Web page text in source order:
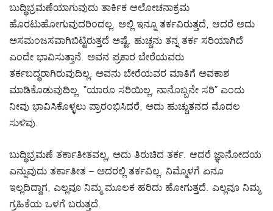
ಬುದ್ಧಿಭ್ರಮಣೆಯಾಗುವುದು ತಾರ್ಕಿಕ ಆಲೋಚನಾಕ್ರಮ
ಹೊರಟುಹೋಗುವುದರಿಂದಲ್ಲ. ಅಲ್ಲಿ ಇನ್ನೂ ತರ್ಕವಿರುತ್ತದೆ, ಆದರೆ ಅದು
ಅಸಮಂಜಸವಾಗಿಬಿಟ್ಟಿರುತ್ತದೆ ಅಷ್ಟೆ. ಹುಚ್ಚನು ತನ್ನ ತರ್ಕ ಸರಿಯಾಗಿದೆ
ಎಂದೇ ಭಾವಿಸುತ್ತಾನೆ. ಅವನ ಪ್ರಕಾರ ಬೇರೆಯವರು
ತರ್ಕಬದ್ಧರಾಗಿರುವುದಿಲ್ಲ. ಅವನು ಬೇರೆಯವರ ಮಾತಿಗೆ ಅವಕಾಶ
ಮಾಡಿಕೊಡುವುದಿಲ್ಲ. “ಯಾರೂ ಸರಿಯಿಲ್ಲ, ನಾನೊಬ್ಬನೇ ಸರಿ” ಎಂದು
ನೀವು ಭಾವಿಸಿಕೊಳ್ಳಲು ಪ್ರಾರಂಭಿಸಿದರೆ, ಅದು ಹುಚ್ಚುತನದ ಮೊದಲ
ಸುಳಿವು.
ಬುದ್ಧಿಭ್ರಮಣೆ ತರ್ಕಾತೀತವಲ್ಲ, ಅದು ತಿರುಚಿದ ತರ್ಕ. ಆದರೆ ಜ್ಞಾನೋದಯ
ಎನ್ನುವುದು ತರ್ಕಾತೀತ – ಅದರಲ್ಲಿ ತರ್ಕವಿಲ್ಲ. ನಿಮ್ಮೊಳಗೆ ಏನೂ
ಇಲ್ಲದಿದ್ದಾಗ, ಎಲ್ಲವೂ ನಿಮ್ಮ ಮೂಲಕ ಹರಿದು ಹೋಗುತ್ತದೆ. ಎಲ್ಲವೂ ನಿಮ್ಮ
ಗ್ರಹಿಕೆಯ ಒಳಗೆ ಬರುತ್ತದೆ.